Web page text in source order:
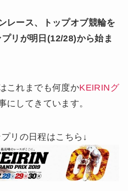
レース、トップオブ競輪を
リが明日(12/28)から始ま
これまでも何度かKEIRINグ
にしてきています。
リの日程はこちら↓